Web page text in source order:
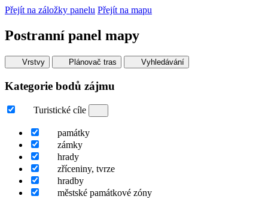
Přejít na záložky panelu Přejít na mapu
Postranní panel mapy
Vrstvy Plánovač tras Vyhledávání
Kategorie bodů zájmu
Turistické cíle
památky
zámky
hrady
zříceniny, tvrze
hradby
městské památkové zóny